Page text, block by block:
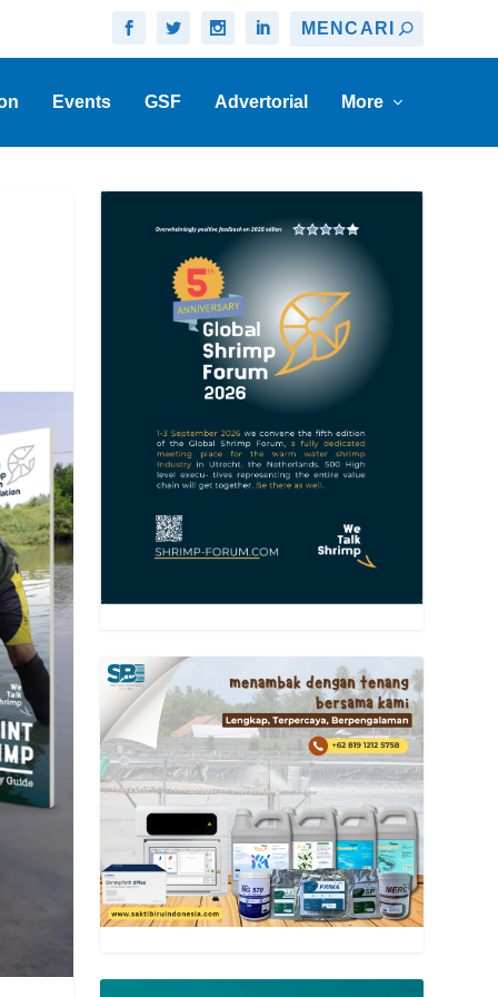
Events GSF Advertorial More